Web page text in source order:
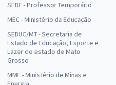
SEDF - Professor Temporário
MEC - Ministério da Educação
SEDUC/MT - Secretaria de
Estado de Educação, Esporte e
Lazer do estado de Mato
Grosso
MME - Ministério de Minas e